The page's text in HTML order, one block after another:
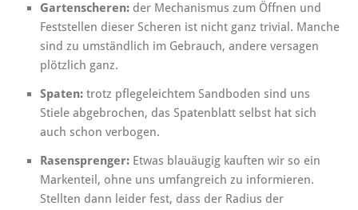
Gartenscheren: der Mechanismus zum Öffnen und
Feststellen dieser Scheren ist nicht ganz trivial. Manche
sind zu umständlich im Gebrauch, andere versagen
plötzlich ganz.
Spaten: trotz pflegeleichtem Sandboden sind uns
Stiele abgebrochen, das Spatenblatt selbst hat sich
auch schon verbogen.
Rasensprenger: Etwas blauäugig kauften wir so ein
Markenteil, ohne uns umfangreich zu informieren.
Stellten dann leider fest, dass der Radius der